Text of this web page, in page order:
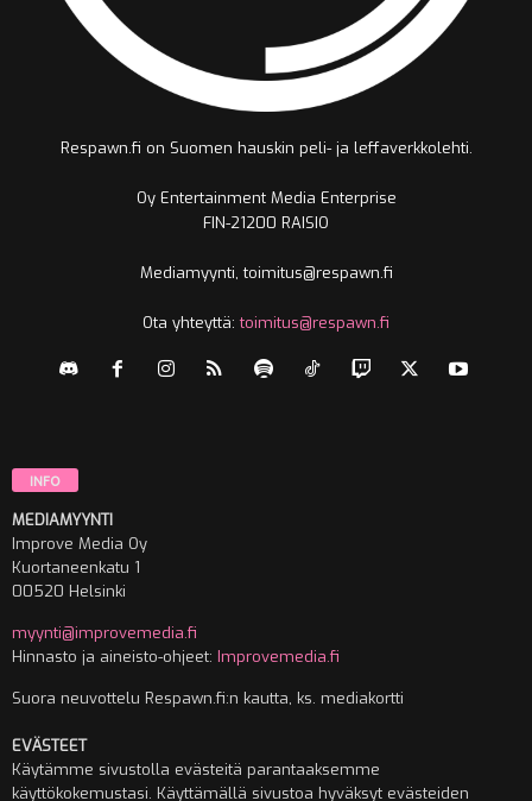
Respawn.fi on Suomen hauskin peli- ja leffaverkkolehti.
Oy Entertainment Media Enterprise
FIN-21200 RAISIO
Mediamyynti, toimitus@respawn.fi
Ota yhteyttä:toimitus@respawn.fi
INFO
MEDIAMYYNTI
Improve Media Oy
Kuortaneenkatu 1
00520 Helsinki
myynti@improvemedia.fi
Hinnasto ja aineisto-ohjeet: Improvemedia.fi
Suora neuvottelu Respawn.fi:n kautta, ks. mediakortti
EVÄSTEET
Käytämme sivustolla evästeitä parantaaksemme
käyttökokemustasi. Käyttämällä sivustoa hyväksyt evästeiden